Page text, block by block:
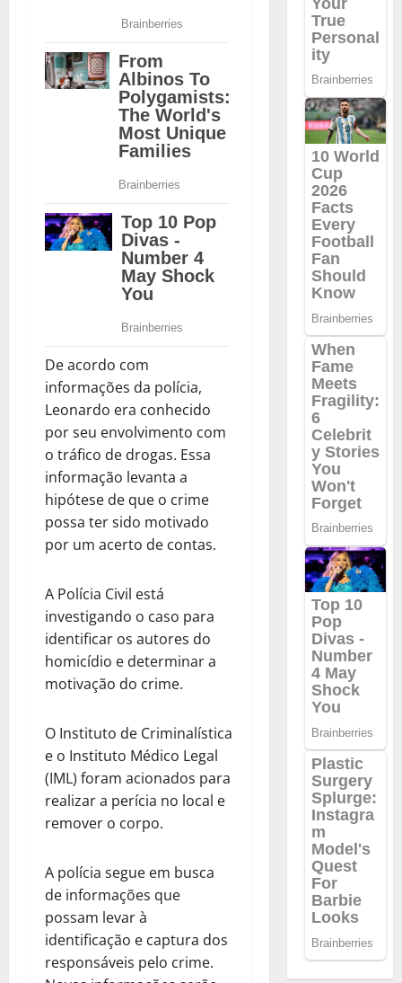
De acordo com
informações da polícia,
Leonardo era conhecido
por seu envolvimento com
o tráfico de drogas. Essa
informação levanta a
hipótese de que o crime
possa ter sido motivado
por um acerto de contas.
A Polícia Civil está
investigando o caso para
identificar os autores do
homicídio e determinar a
motivação do crime.
O Instituto de Criminalística
e o Instituto Médico Legal
(IML) foram acionados para
realizar a perícia no local e
remover o corpo.
A polícia segue em busca
de informações que
possam levar à
identificação e captura dos
responsáveis pelo crime.